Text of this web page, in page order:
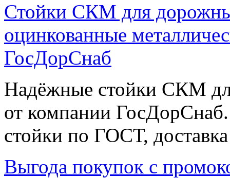
Стойки СКМ для
оцинкованные
ГосДорСнаб
Надёжные стойки СКМ
от компании
стойки по ГОСТ,
Выгода покупок с